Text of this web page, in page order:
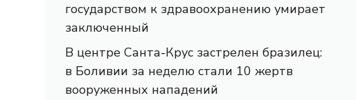
государством к здравоохранению умирает
заключенный
В центре Санта-Крус застрелен бразилец:
в Боливии за неделю стали 10 жертв
вооруженных нападений